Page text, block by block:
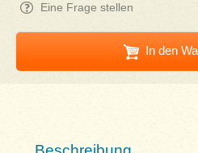
Eine Frage stellen
In den